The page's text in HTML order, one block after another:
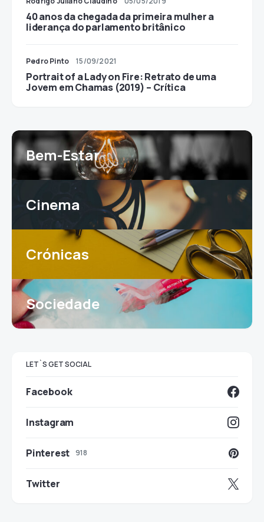
40 anos da chegada da primeira mulher a
liderança do parlamento britânico
Pedro Pinto 15/09/2021
Portrait of a Lady on Fire: Retrato de uma
Jovem em Chamas (2019) – Crítica
Bem-Estar
Cinema
Crónicas
Sociedade
LET`S GET SOCIAL
Facebook
Instagram
Pinterest 918
Twitter